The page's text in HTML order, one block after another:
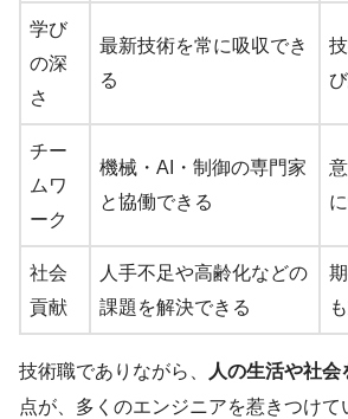
学び
の深
さ
最新技術を常に吸収でき
る
チー
ムワ
ーク
機械・AI・制御の専門家
と協働できる
社会
貢献
人手不足や高齢化などの
課題を解決できる
技術職でありながら、 人の生活や社
点が、多くのエンジニアを惹きつけて